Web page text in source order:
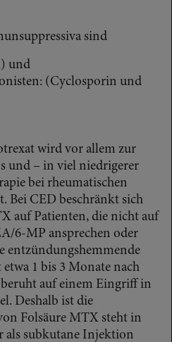
sind
und
(Cyclosporin und
wird vor allem zur
und – in viel niedrigerer
bei rheumatischen
Bei CED beschränkt sich
auf Patienten, die nicht auf
6-MP ansprechen oder
entzündungshemmende
1 bis 3 Monate nach
auf einem Eingriff in
Deshalb ist die
Folsäure MTX steht in
als subkutane Injektion